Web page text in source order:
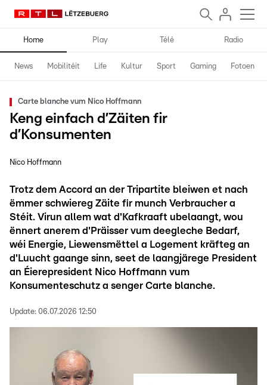
Home Play Télé Radio
News Mobilitéit Life Kultur Sport Gaming Fotoen
Carte blanche vum Nico Hoffmann
Keng einfach d’Zäiten fir
d’Konsumenten
Nico Hoffmann
Trotz dem Accord an der Tripartite bleiwen et nach
ëmmer schwiereg Zäite fir munch Verbraucher a
Stéit. Virun allem wat d'Kafkraaft ubelaangt, wou
ënnert anerem d'Präisser vum deegleche Bedarf,
wéi Energie, Liewensmëttel a Logement kräfteg an
d'Luucht gaange sinn, seet de laangjärege President
an Éierepresident Nico Hoffmann vum
Konsumenteschutz a senger Carte blanche.
Update: 06.07.2026 12:50